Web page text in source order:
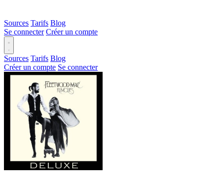
Sources Tarifs Blog
Se connecter Créer un compte
Sources Tarifs Blog
Créer un compte Se connecter